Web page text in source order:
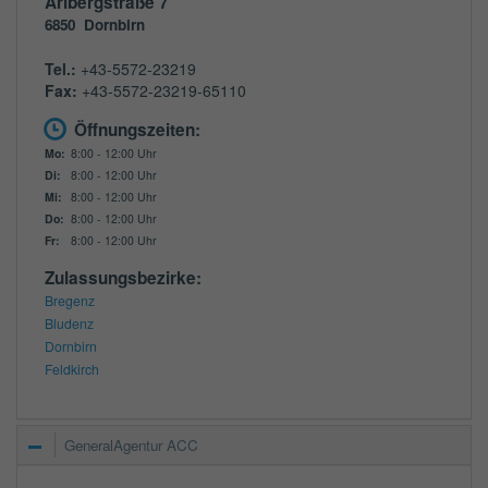
6850 Dornbirn
Tel.: +43-5572-23219
Fax: +43-5572-23219-65110
Öffnungszeiten:
Mo: 8:00 - 12:00 Uhr
Di:
8:00 - 12:00 Uhr
Mi: 8:00 - 12:00 Uhr
Do: 8:00 - 12:00 Uhr
Fr:
8:00 - 12:00 Uhr
Zulassungsbezirke:
Bregenz
Bludenz
Dornbirn
Feldkirch
GeneralAgentur ACC